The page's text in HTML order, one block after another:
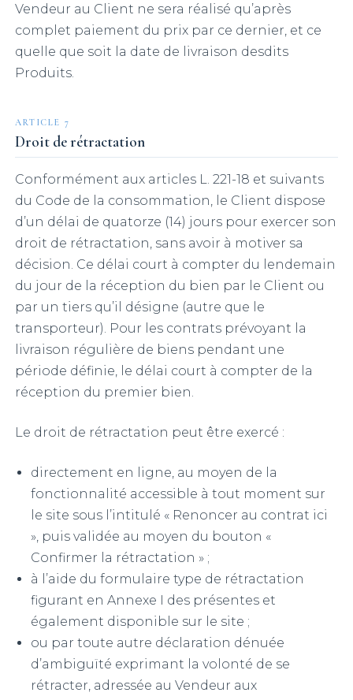
Vendeur au Client ne sera réalisé qu’après
complet paiement du prix par ce dernier, et ce
quelle que soit la date de livraison desdits
Produits.
ARTICLE 7
Droit de rétractation
Conformément aux articles L. 221-18 et suivants
du Code de la consommation, le Client dispose
d’un délai de quatorze (14) jours pour exercer son
droit de rétractation, sans avoir à motiver sa
décision. Ce délai court à compter du lendemain
du jour de la réception du bien par le Client ou
par un tiers qu’il désigne (autre que le
transporteur). Pour les contrats prévoyant la
livraison régulière de biens pendant une
période définie, le délai court à compter de la
réception du premier bien.
Le droit de rétractation peut être exercé :
directement en ligne, au moyen de la
fonctionnalité accessible à tout moment sur
le site sous l’intitulé « Renoncer au contrat ici
», puis validée au moyen du bouton «
Confirmer la rétractation » ;
à l’aide du formulaire type de rétractation
figurant en Annexe I des présentes et
également disponible sur le site ;
ou par toute autre déclaration dénuée
d’ambiguïté exprimant la volonté de se
rétracter, adressée au Vendeur aux